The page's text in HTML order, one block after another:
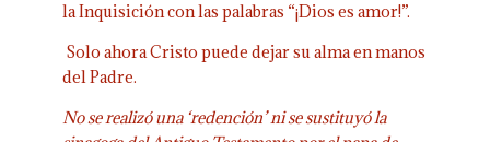
la Inquisición con las palabras “¡Dios es amor!”.
Solo ahora Cristo puede dejar su alma en manos
del Padre.
No se realizó una ‘redención’ ni se sustituyó la